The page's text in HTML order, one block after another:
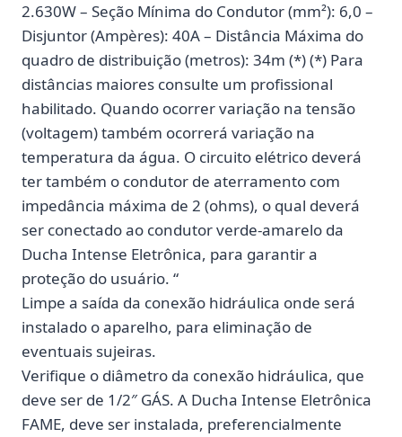
2.630W – Seção Mínima do Condutor (mm²): 6,0 –
Disjuntor (Ampères): 40A – Distância Máxima do
quadro de distribuição (metros): 34m (*) (*) Para
distâncias maiores consulte um profissional
habilitado. Quando ocorrer variação na tensão
(voltagem) também ocorrerá variação na
temperatura da água. O circuito elétrico deverá
ter também o condutor de aterramento com
impedância máxima de 2 (ohms), o qual deverá
ser conectado ao condutor verde-amarelo da
Ducha Intense Eletrônica, para garantir a
proteção do usuário. “
Limpe a saída da conexão hidráulica onde será
instalado o aparelho, para eliminação de
eventuais sujeiras.
Verifique o diâmetro da conexão hidráulica, que
deve ser de 1/2″ GÁS. A Ducha Intense Eletrônica
FAME, deve ser instalada, preferencialmente